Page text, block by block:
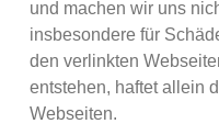
und machen wir uns
insbesondere für
den verlinkten
entstehen, haftet allein
Webseiten.